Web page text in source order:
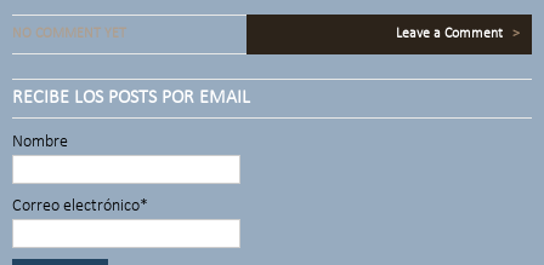
NO COMMENT YET Leave a Comment >
RECIBE LOS POSTS POR EMAIL
Nombre
Correo electrónico*